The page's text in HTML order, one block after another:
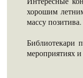
хорошим
массу позитива.
Библиотекари
мероприятиях